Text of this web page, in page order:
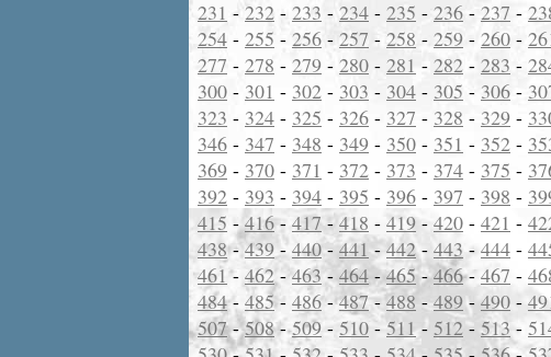
231 - 232 - 233 - 234 - 235 - 236 - 237 -
254 - 255 - 256 - 257 - 258 - 259 - 260 -
277 - 278 - 279 - 280 - 281 - 282 - 283 -
300 - 301 - 302 - 303 - 304 - 305 - 306 -
323 - 324 - 325 - 326 - 327 - 328 - 329 -
346 - 347 - 348 - 349 - 350 - 351 - 352 -
369 - 370 - 371 - 372 - 373 - 374 - 375 -
392 - 393 - 394 - 395 - 396 - 397 - 398 -
415 -416- 417 - 418 - 419- 420 - 421 -
438-439-440-441 - 442- 443 - 444 -
461- 462 -463- 464 -465-466- 467 -
484- 485- 486-487- 488 -489- 490 -
507-508-509 - 510 -511- 512 - 513 -